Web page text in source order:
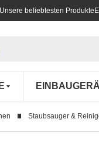
Unsere beliebtesten Produkte
Staubsauger &